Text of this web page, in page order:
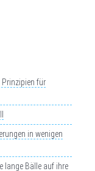
Prinzipien für
in wenigen
lange Bälle auf ihre